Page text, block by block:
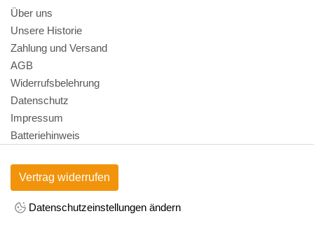
Über uns
Unsere Historie
Zahlung und Versand
AGB
Widerrufsbelehrung
Datenschutz
Impressum
Batteriehinweis
Vertrag widerrufen
Datenschutzeinstellungen ändern